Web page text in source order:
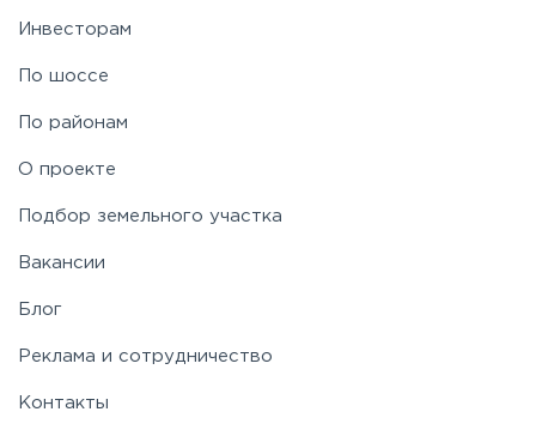
Инвесторам
По шоссе
По районам
О проекте
Подбор земельного участка
Вакансии
Блог
Реклама и сотрудничество
Контакты